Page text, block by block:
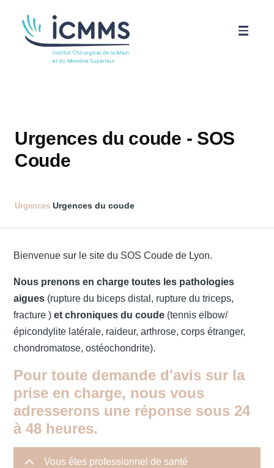
ICMMS
Parcours patient
Actualités
Contact
Urgences
Urgences du coude - SOS
Coude
Urgences Urgences du coude
Bienvenue sur le site du SOS Coude de Lyon.
Nous prenons en charge toutes les pathologies
aigues (rupture du biceps distal, rupture du triceps,
fracture )et chroniques du coude (tennis elbow/
épicondylite latérale, raideur, arthrose, corps étranger,
chondromatose, ostéochondrite).
Pour toute demande d'avis sur la
prise en charge, nous vous
adresserons une réponse sous 24
à 48 heures.
Vous êtes professionnel de santé